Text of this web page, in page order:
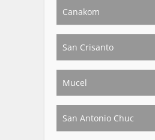
Canakom
San Crisanto
Mucel
San Antonio Chuc